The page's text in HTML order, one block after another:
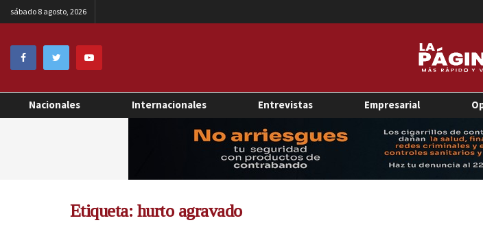
sábado 8 agosto, 2026
Nacionales Internacionales Entrevistas Empresarial
Etiqueta: hurto agravado